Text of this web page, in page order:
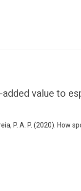
value to
P. A. P. (2020). How